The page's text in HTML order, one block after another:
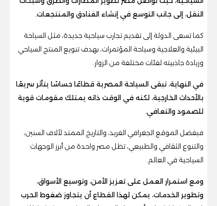
النقل، إلى جانب التوسع في إنشاء الفنادق والمنتجعات.
كما تسعى الدولة إلى تقديم تجارب سياحية جديدة، مثل السياحة
البيئية والعلاجية وسياحة المؤتمرات، بهدف تنويع المنتج السياحي
وزيادة جاذبيته لفئات مختلفة من الزوار.
في النهاية، تبقى السياحة المصرية قطاعًا حساسًا يتأثر سريعًا
بالأحداث الخارجية، لكنه في الوقت ذاته يمتلك مقومات قوية
للصمود والتعافي.
فبفضل الموقع الجغرافي الفريد، والتاريخ الممتد لآلاف السنين،
والتنوع الثقافي والطبيعي، تظل مصر واحدة من أبرز الوجهات
السياحية في العالم.
ومع استمرار العمل على تعزيز الأمن، وتوسيع الأسواق،
وتطوير الخدمات، يمكن لهذا القطاع أن يتجاوز ضغوط الحرب